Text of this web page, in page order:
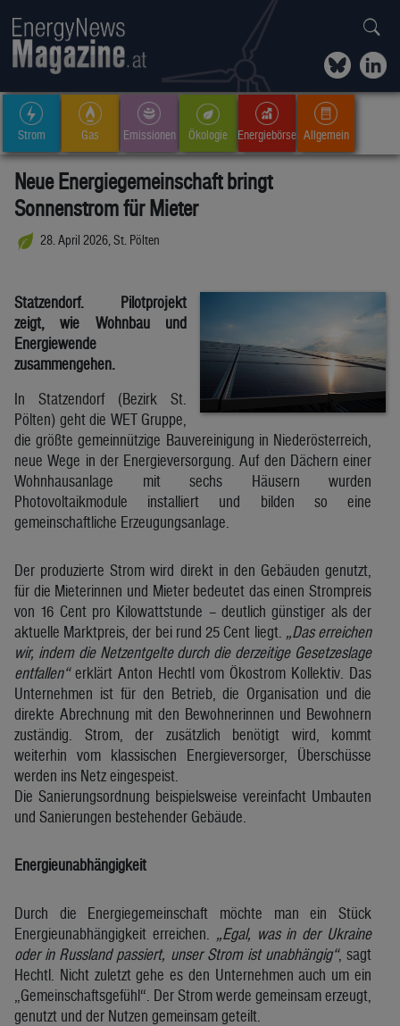
Strom Gas Emissionen Ökologie Energiebörse Allgemein
Neue Energiegemeinschaft bringt
Sonnenstrom für Mieter
28. April 2026, St. Pölten
Statzendorf. Pilotprojekt
zeigt, wie Wohnbau und
Energiewende
zusammengehen.
In Statzendorf (Bezirk St.
Pölten) geht die WET Gruppe,
die größte gemeinnützige Bauvereinigung in Niederösterreich,
neue Wege in der Energieversorgung. Auf den Dächern einer
Wohnhausanlage mit sechs Häusern wurden
Photovoltaikmodule installiert und bilden so eine
gemeinschaftliche Erzeugungsanlage.
Der produzierte Strom wird direkt in den Gebäuden genutzt,
für die Mieterinnen und Mieter bedeutet das einen Strompreis
von 16 Cent pro Kilowattstunde – deutlich günstiger als der
aktuelle Marktpreis, der bei rund 25 Cent liegt. „Das erreichen
wir, indem die Netzentgelte durch die derzeitige Gesetzeslage
entfallen“erklärt Anton Hechtl vom Ökostrom Kollektiv. Das
Unternehmen ist für den Betrieb, die Organisation und die
direkte Abrechnung mit den Bewohnerinnen und Bewohnern
zuständig. Strom, der zusätzlich benötigt wird, kommt
weiterhin vom klassischen Energieversorger, Überschüsse
werden ins Netz eingespeist.
Die Sanierungsordnung beispielsweise vereinfacht Umbauten
und Sanierungen bestehender Gebäude.
Energieunabhängigkeit
Durch die Energiegemeinschaft möchte man ein Stück
Energieunabhängigkeit erreichen. „Egal, was in der Ukraine
oder in Russland passiert, unser Strom ist unabhängig“, sagt
Hechtl. Nicht zuletzt gehe es den Unternehmen auch um ein
„Gemeinschaftsgefühl“. Der Strom werde gemeinsam erzeugt,
genutzt und der Nutzen gemeinsam geteilt.